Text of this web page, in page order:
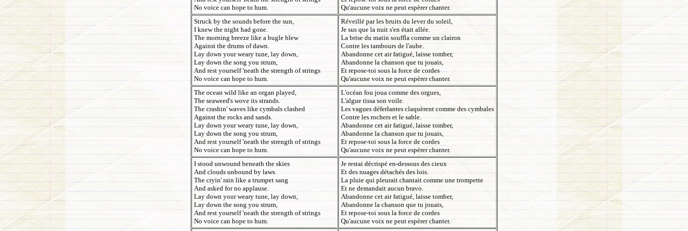
No voice can hope to hum.
Qu'aucune voix ne peut espèrer chanter.
Struck by the sounds before the sun,
I knew the night had gone.
The morning breeze like a bugle blew
Against the drums of dawn.
Lay down your weary tune, lay down,
Lay down the song you strum,
And rest yourself 'neath the strength of strings
No voice can hope to hum.
Réveillé par les bruits du lever du soleil,
Je sus que la nuit s'en était allée.
La brise du matin souffla comme un clairon
Contre les tambours de l'aube.
Abandonne cet air fatigué, laisse tomber,
Abandonne la chanson que tu jouais,
Et repose-toi sous la force de cordes
Qu'aucune voix ne peut espèrer chanter.
The ocean wild like an organ played,
The seaweed's wove its strands.
The crashin' waves like cymbals clashed
Against the rocks and sands.
Lay down your weary tune, lay down,
Lay down the song you strum,
And rest yourself 'neath the strength of strings
No voice can hope to hum.
L'océan fou joua comme des orgues,
L'algue tissa son voile.
Les vagues déferlantes claquèrent comme des cymbales
Contre les rochers et le sable.
Abandonne cet air fatigué, laisse tomber,
Abandonne la chanson que tu jouais,
Et repose-toi sous la force de cordes
Qu'aucune voix ne peut espèrer chanter.
I stood unwound beneath the skies
And clouds unbound by laws.
The cryin' rain like a trumpet sang
And asked for no applause.
Lay down your weary tune, lay down,
Lay down the song you strum,
And rest yourself 'neath the strength of strings
No voice can hope to hum.
Je restai décrispé en-dessous des cieux
Et des nuages détachés des lois.
La pluie qui pleurait chantait comme une trompette
Et ne demandait aucun bravo.
Abandonne cet air fatigué, laisse tomber,
Abandonne la chanson que tu jouais,
Et repose-toi sous la force de cordes
Qu'aucune voix ne peut espèrer chanter.